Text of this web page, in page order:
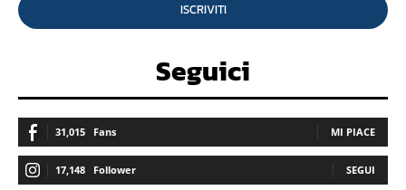
ISCRIVITI
Seguici
31,015 Fans MI PIACE
17,148 Follower SEGUI